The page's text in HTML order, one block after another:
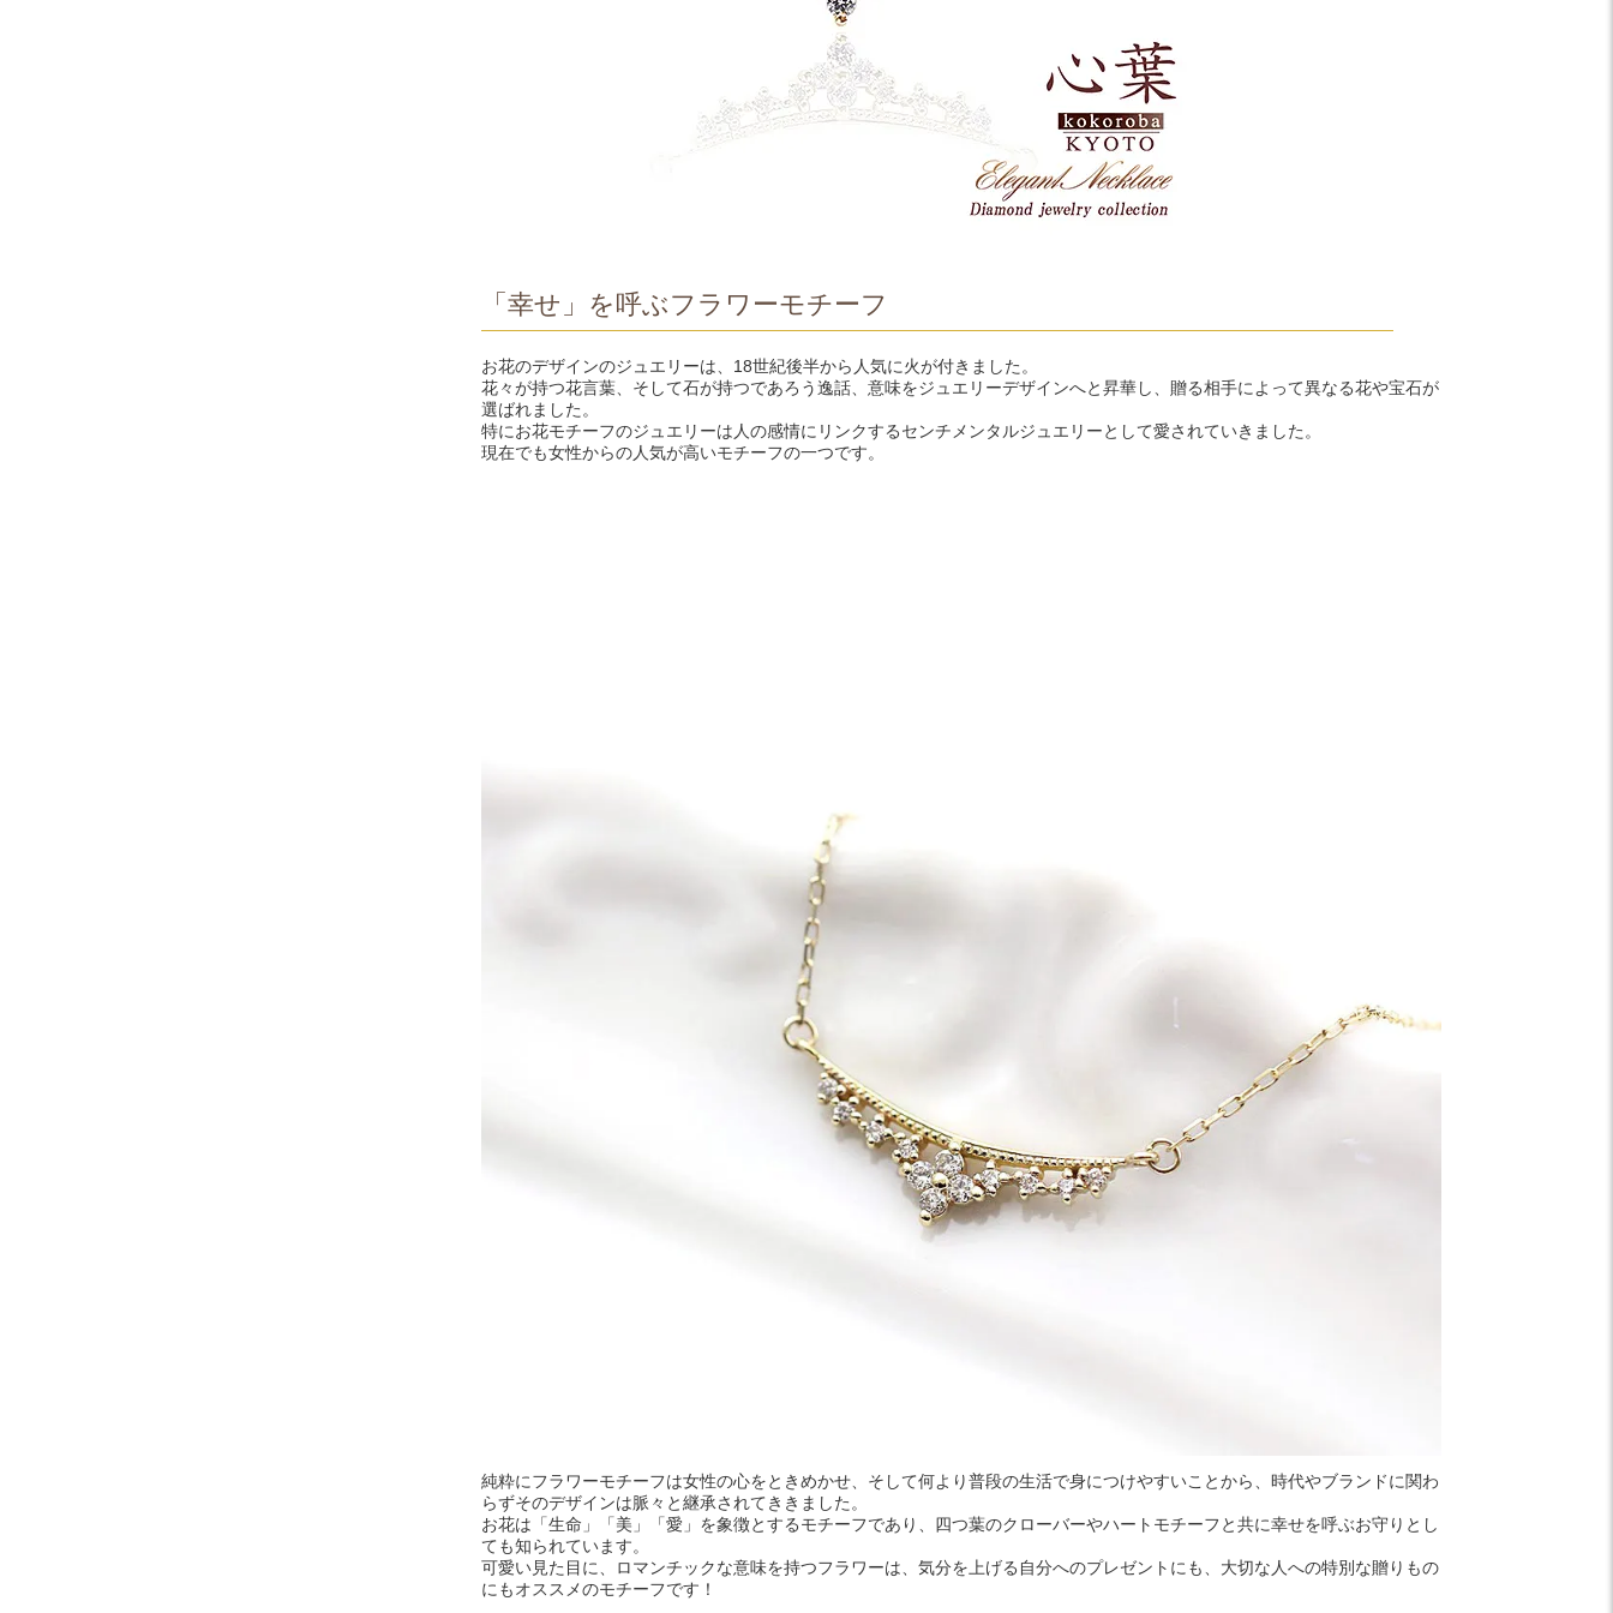
「幸せ」を呼ぶフラワーモチーフ
お花のデザインのジュエリーは、18世紀後半から人気に火が付きました。
花々が持つ花言葉、そして石が持つであろう逸話、意味をジュエリーデザインへと昇華し、贈る相手によって異なる花や宝石が
選ばれました。
特にお花モチーフのジュエリーは人の感情にリンクするセンチメンタルジュエリーとして愛されていきました。
現在でも女性からの人気が高いモチーフの一つです。
純粋にフラワーモチーフは女性の心をときめかせ、そして何より普段の生活で身につけやすいことから、時代やブランドに関わ
らずそのデザインは脈々と継承されてききました。
お花は「生命」「美」「愛」を象徴とするモチーフであり、四つ葉のクローバーやハートモチーフと共に幸せを呼ぶお守りとし
ても知られています。
可愛い見た目に、ロマンチックな意味を持つフラワーは、気分を上げる自分へのプレゼントにも、大切な人への特別な贈りもの
にもオススメのモチーフです！